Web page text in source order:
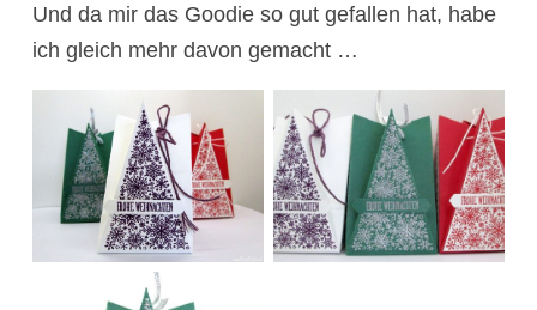
Und da mir das Goodie so gut gefallen hat, habe
ich gleich mehr davon gemacht …